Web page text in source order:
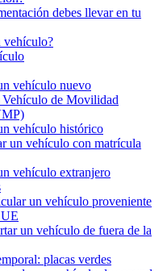
debes llevar en tu
vehículo?
vehículo nuevo
de Movilidad
vehículo histórico
un vehículo con matrícula
vehículo extranjero
un vehículo proveniente
un vehículo de fuera de la
placas verdes